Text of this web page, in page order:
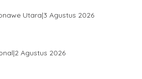
Utara|3 Agustus 2026
|2 Agustus 2026